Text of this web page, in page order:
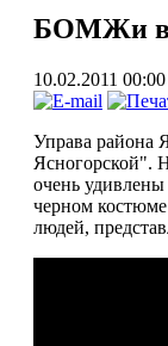
БОМЖи в
10.02.2011 00:00
Управа района
Ясногорской".
очень
черном
людей,